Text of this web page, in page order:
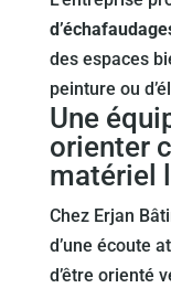
des espaces
peinture ou
Une
orienter
matériel
Chez Erjan
d’une écoute
d’être orienté